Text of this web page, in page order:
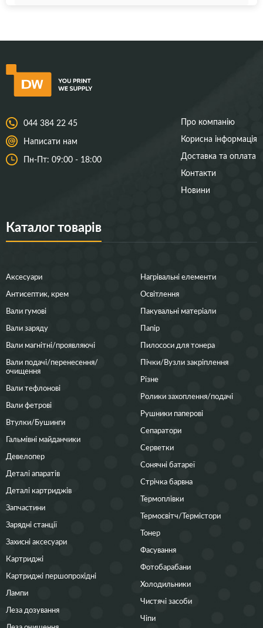
044 384 22 45
Написати нам
Пн-Пт: 09:00 - 18:00
Про компанію
Корисна інформація
Доставка та оплата
Контакти
Новини
Каталог товарів
Аксесуари
Антисептик, крем
Вали гумові
Вали заряду
Вали магнітні/проявляючі
Вали подачі/перенесення/
очищення
Вали тефлонові
Вали фетрові
Втулки/Бушинги
Гальмівні майданчики
Девелопер
Деталі апаратів
Деталі картриджів
Запчастини
Зарядні станції
Захисні аксесуари
Картриджі
Картриджі першопрохідні
Лампи
Леза дозування
Нагрівальні елементи
Освітлення
Пакувальні матеріали
Папір
Пилососи для тонера
Пічки/Вузли закріплення
Різне
Ролики захоплення/подачі
Рушники паперові
Сепаратори
Серветки
Сонячні батареї
Стрічка барвна
Термоплівки
Термосвітч/Термістори
Тонер
Фасування
Фотобарабани
Холодильники
Чистячі засоби
Чіпи